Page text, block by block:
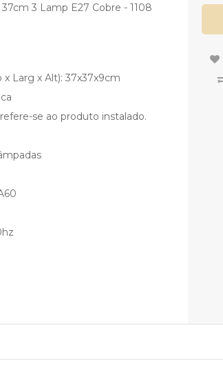
3 Lamp E27 Cobre - 1108
Larg x Alt): 37x37x9cm
se ao produto instalado.